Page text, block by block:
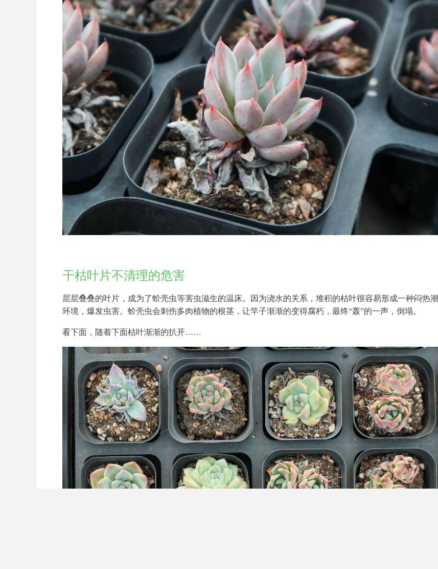
干枯叶片不清理的危害
层层叠叠的叶片，成为了蚧壳虫等害虫滋生的温床。因为浇水的关系，堆积的枯叶很容易形成一种闷热
环境，爆发虫害。蚧壳虫会刺伤多肉植物的根茎，让竿子渐渐的变得腐朽，最终“轰”的一声，倒塌。
看下面，随着下面枯叶渐渐的扒开……